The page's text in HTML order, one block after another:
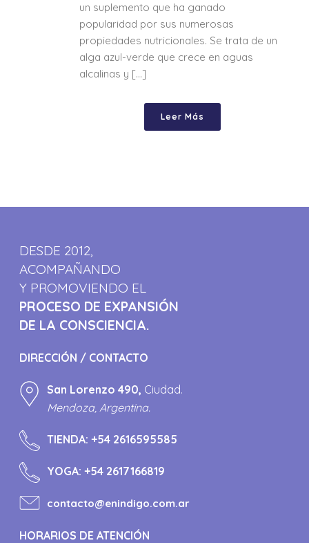
un suplemento que ha ganado
popularidad por sus numerosas
propiedades nutricionales. Se trata de un
alga azul-verde que crece en aguas
alcalinas y [...]
Leer Más
DESDE 2012,
ACOMPAÑANDO
Y PROMOVIENDO EL
PROCESO DE EXPANSIÓN
DE LA CONSCIENCIA.
DIRECCIÓN / CONTACTO
San Lorenzo 490, Ciudad.
Mendoza, Argentina.
TIENDA:+54 2616595585
YOGA:+54 2617166819
contacto@enindigo.com.ar
HORARIOS DE ATENCIÓN